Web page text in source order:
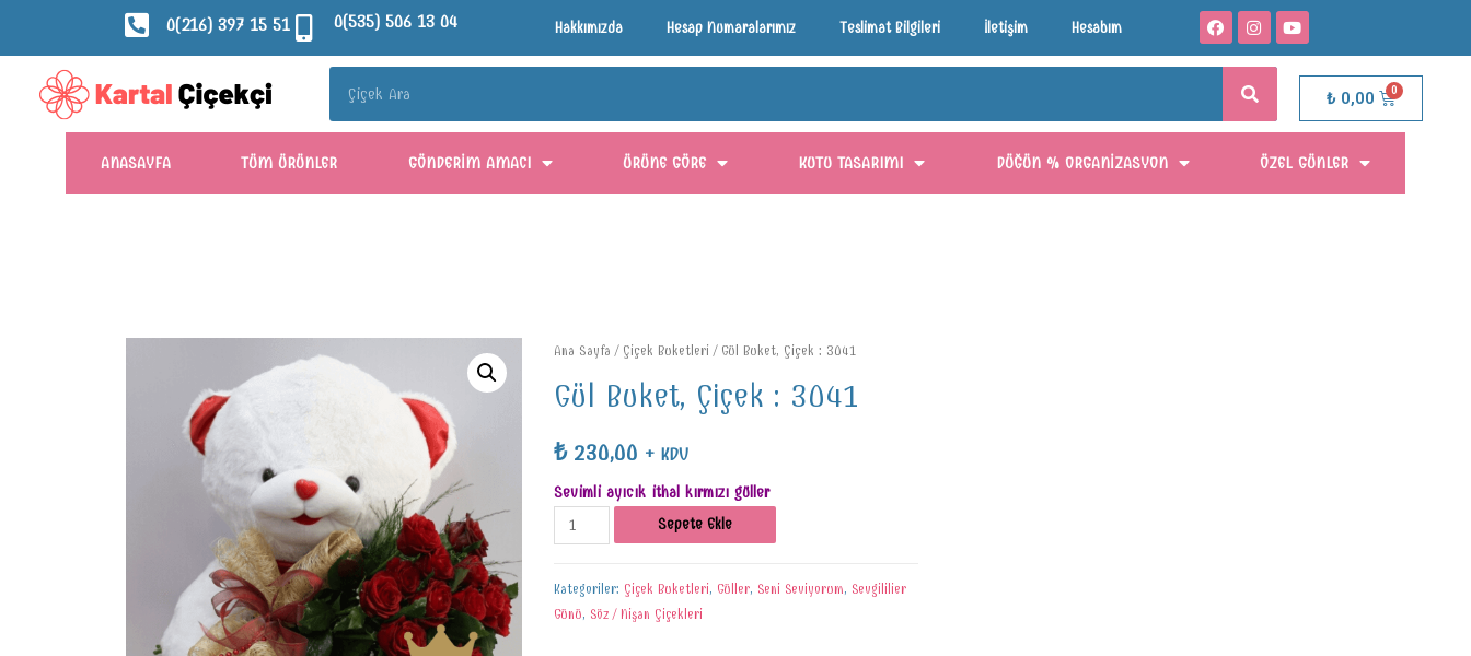
0(216) 397 15 51 0(535) 506 13 04 Hakkımızda Hesap Numaralarımız Teslimat Bilgileri İletişim Hesabım
₺0,00
ANASAYFA TÜM ÜRÜNLER GÖNDERIM AMACI ÜRÜNE GÖRE KUTU TASARIMI DÜĞÜN % ORGANIZASYON ÖZEL GÜNLER
Ana Sayfa / Çiçek Buketleri / Gül Buket, Çiçek : 3041
Gül Buket, Çiçek : 3041
₺230,00 + KDV
Sevimli ayıcık ithal kırmızı güller
Sepete Ekle
Kategoriler: Çiçek Buketleri, Güller, Seni Seviyorum, Sevgililier
Günü, Söz / Nişan Çiçekleri